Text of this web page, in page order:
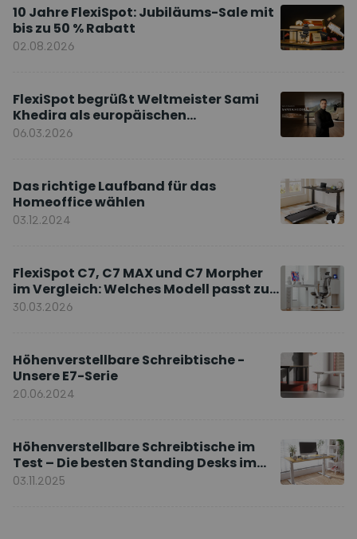
10 Jahre FlexiSpot: Jubiläums-Sale mit
bis zu 50 % Rabatt
02.08.2026
FlexiSpot begrüßt Weltmeister Sami
Khedira als europäischen
Markenbotschafter
06.03.2026
Das richtige Laufband für das
Homeoffice wählen
03.12.2024
FlexiSpot C7, C7 MAX und C7 Morpher
im Vergleich: Welches Modell passt zu
Ihnen?
30.03.2026
Höhenverstellbare Schreibtische -
Unsere E7-Serie
20.06.2024
Höhenverstellbare Schreibtische im
Test – Die besten Standing Desks im
Vergleich
03.11.2025